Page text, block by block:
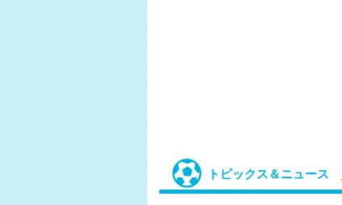
トピックス＆ニュース